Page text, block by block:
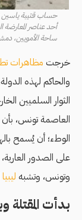
حساب قتيبة
أحد عناصر
ساحة الأمويين، دمشق، 8
خرجت مظاهرات
والحاكم لهذه
الثوار السلميين
العاصمة تونس،
الوطء؛ أن يُسمح
على الصدور
وتونس، وتشبه
بدأت